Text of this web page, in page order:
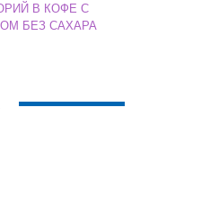
В КОФЕ С
БЕЗ САХАРА